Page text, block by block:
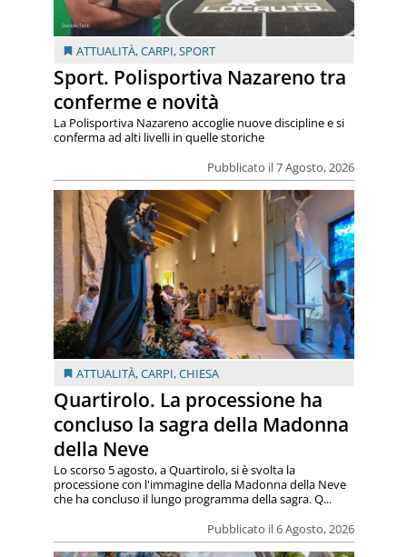
ATTUALITÀ,CARPI,SPORT
Sport. Polisportiva Nazareno tra
conferme e novità
Pubblicato il 7 Agosto, 2026
La Polisportiva Nazareno accoglie nuove discipline e si
conferma ad alti livelli in quelle storiche
ATTUALITÀ,CARPI,CHIESA
Quartirolo. La processione ha
concluso la sagra della Madonna
della Neve
Pubblicato il 6 Agosto, 2026
Lo scorso 5 agosto, a Quartirolo, si è svolta la
processione con l'immagine della Madonna della Neve
che ha concluso il lungo programma della sagra. Q...